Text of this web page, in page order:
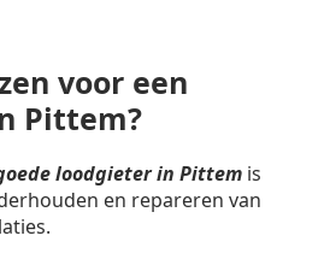
voor een
Pittem?
loodgieter in Pittem is
en repareren van